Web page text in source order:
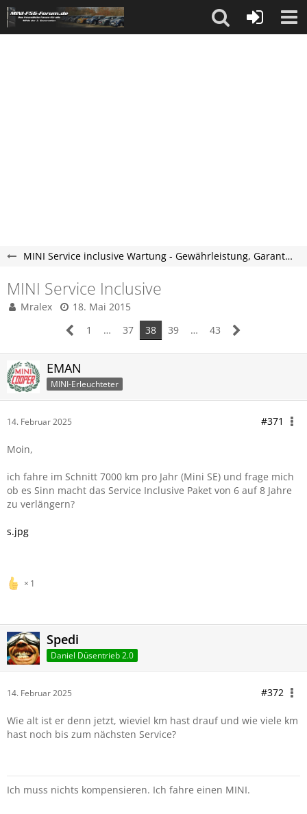
MINI Service inclusive Wartung - Gewährleistung, Garantie & Kulanz
MINI Service Inclusive
Mralex
18. Mai 2015
1
… 37 38 39 … 43
EMAN
MINI-Erleuchteter
14. Februar 2025 #371
Moin,
ich fahre im Schnitt 7000 km pro Jahr (Mini SE) und frage mich
ob es Sinn macht das Service Inclusive Paket von 6 auf 8 Jahre
zu verlängern?
s.jpg
1
Spedi
Daniel Düsentrieb 2.0
14. Februar 2025 #372
Wie alt ist er denn jetzt, wieviel km hast drauf und wie viele km
hast noch bis zum nächsten Service?
Ich muss nichts kompensieren. Ich fahre einen MINI.